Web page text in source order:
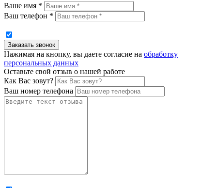
Ваше имя *
Ваш телефон *
Нажимая на кнопку, вы даете согласие на обработку
персональных данных
Оставьте свой отзыв о нашей работе
Как Вас зовут?
Ваш номер телефона